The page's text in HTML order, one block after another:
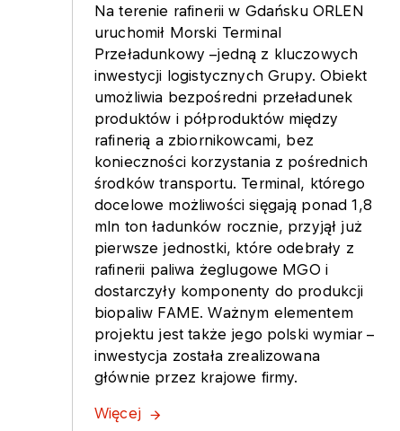
Na terenie rafinerii w Gdańsku ORLEN
uruchomił Morski Terminal
Przeładunkowy –jedną z kluczowych
inwestycji logistycznych Grupy. Obiekt
umożliwia bezpośredni przeładunek
produktów i półproduktów między
rafinerią a zbiornikowcami, bez
konieczności korzystania z pośrednich
środków transportu. Terminal, którego
docelowe możliwości sięgają ponad 1,8
mln ton ładunków rocznie, przyjął już
pierwsze jednostki, które odebrały z
rafinerii paliwa żeglugowe MGO i
dostarczyły komponenty do produkcji
biopaliw FAME. Ważnym elementem
projektu jest także jego polski wymiar –
inwestycja została zrealizowana
głównie przez krajowe firmy.
Więcej